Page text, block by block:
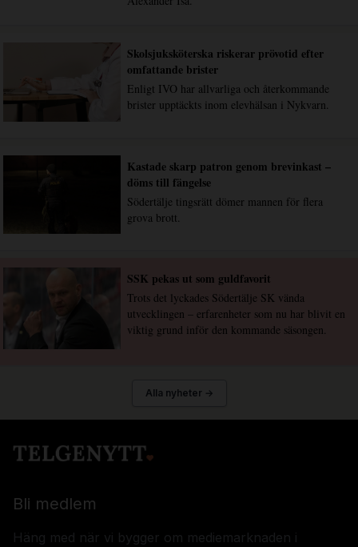
Skolsjuksköterska riskerar prövotid efter
omfattande brister
Enligt IVO har allvarliga och återkommande
brister upptäckts inom elevhälsan i Nykvarn.
Kastade skarp patron genom brevinkast –
döms till fängelse
Södertälje tingsrätt dömer mannen för flera
grova brott.
SSK pekas ut som guldfavorit
Trots det lyckades Södertälje SK vända
utvecklingen – erfarenheter som nu har blivit en
viktig grund inför den kommande säsongen.
Alla nyheter →
Bli medlem
Häng med när vi bygger om mediemarknaden i